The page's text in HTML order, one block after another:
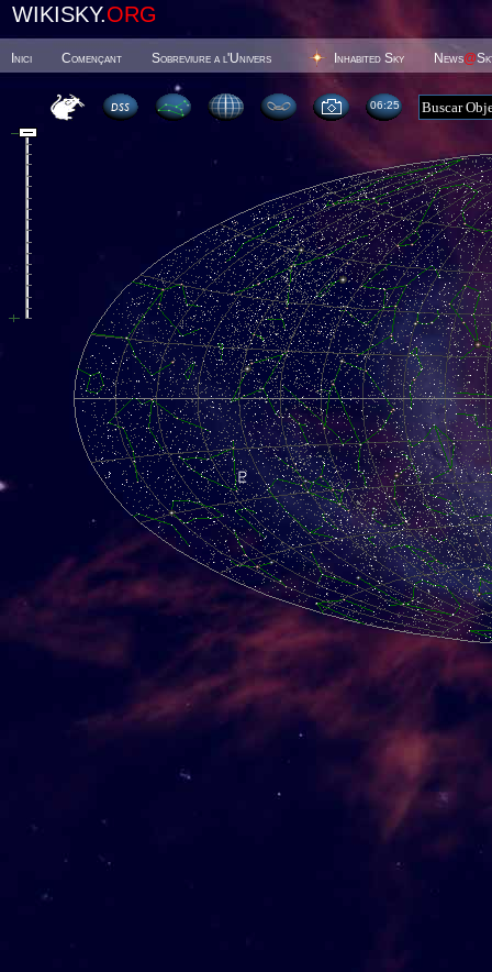
WIKISKY.ORG
Inici Començant Sobreviure a l'Univers Inhabited Sky News@
06 25